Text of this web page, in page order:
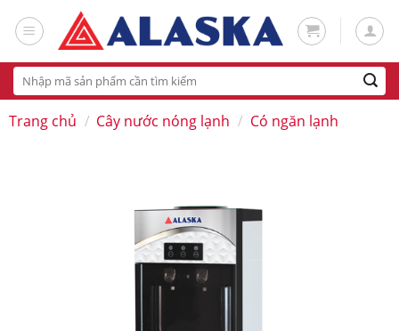
Tìm
kiếm:
Trang chủ / Cây nước nóng lạnh / Có ngăn lạnh